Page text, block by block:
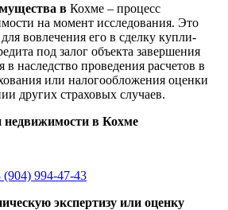
в Кохме – процесс
на момент исследования. Это
вовлечения его в сделку купли-
под залог объекта завершения
наследство проведения расчетов в
или налогообложения оценки
других страховых случаев.
недвижимости в Кохме
(904) 994-47-43
экспертизу или оценку